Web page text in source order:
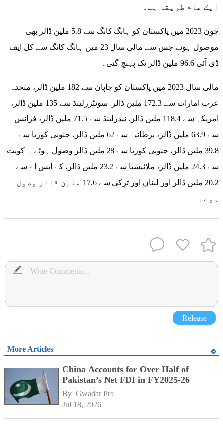
ایک عام طریقہ ہے۔
جون 2023 میں پاکستان کو ہانگ کانگ سے 5.8 ملین ڈالر بھی
موصول ہوئے جس سے مالی سال 23 میں ہانگ کانگ سے کل ایف
ڈی آئی 96.6 ملین ڈالر تک پہنچ گئی۔
مالی سال 2023 میں پاکستان کو جاپان سے 182 ملین ڈالر، متحدہ
عرب امارات سے 172.3 ملین ڈالر، سوئٹزرلینڈ سے 135 ملین ڈالر،
امریکہ سے 118.4 ملین ڈالر، نیدرلینڈ سے 71.5 ملین ڈالر، فرانس
سے 63.9 ملین ڈالر، برطانیہ سے 62 ملین ڈالر، جنوبی کوریا سے
39.8 ملین ڈالر، جنوبی کوریا سے 28 ملین ڈالر وصول ہوئے۔ کویت
سے 24.3 ملین ڈالر، ملائیشیا سے 23.2 ملین ڈالر، کے ایس اے سے
20.2 ملین ڈالر اور لبنان اور ترکی سے 17.6 ملین ڈالر وصول
ہوے۔
Release
More Articles
China Accounts for Over Half of
Pakistan’s Net FDI in FY2025-26
By Gwadar Pro
Jul 18, 2026